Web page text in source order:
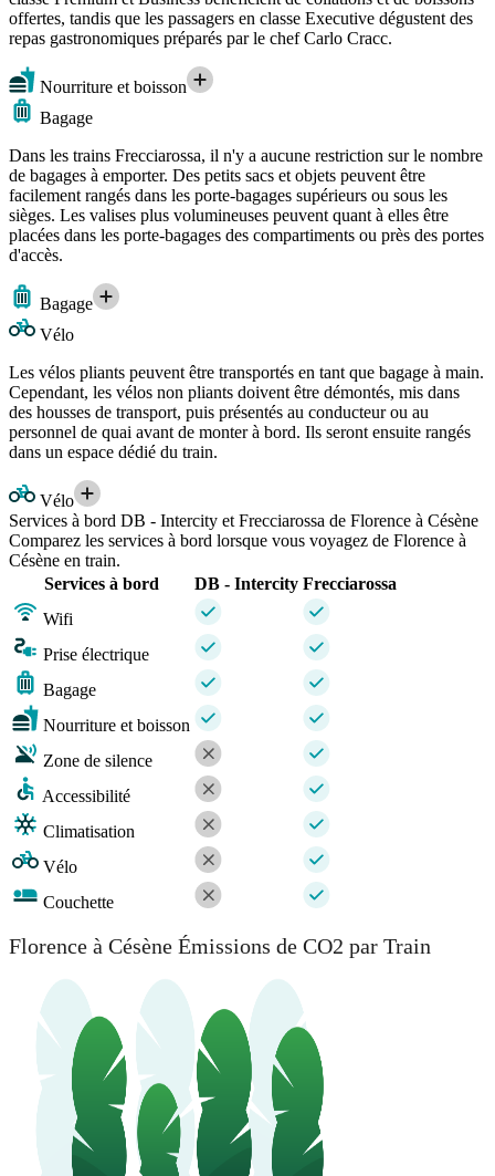
offertes, tandis que les passagers en classe Executive dégustent des
repas gastronomiques préparés par le chef Carlo Cracc.
Nourriture et boisson
Bagage
Dans les trains Frecciarossa, il n'y a aucune restriction sur le nombre
de bagages à emporter. Des petits sacs et objets peuvent être
facilement rangés dans les porte-bagages supérieurs ou sous les
sièges. Les valises plus volumineuses peuvent quant à elles être
placées dans les porte-bagages des compartiments ou près des portes
d'accès.
Bagage
Vélo
Les vélos pliants peuvent être transportés en tant que bagage à main.
Cependant, les vélos non pliants doivent être démontés, mis dans
des housses de transport, puis présentés au conducteur ou au
personnel de quai avant de monter à bord. Ils seront ensuite rangés
dans un espace dédié du train.
Vélo
Services à bord DB - Intercity et Frecciarossa de Florence à Césène
Comparez les services à bord lorsque vous voyagez de Florence à
Césène en train.
Services à bord
DB - Intercity Frecciarossa
Wifi
Prise électrique
Bagage
Nourriture et boisson
Zone de silence
Accessibilité
Climatisation
Vélo
Couchette
Florence à Césène Émissions de CO2 par Train